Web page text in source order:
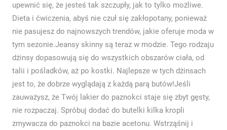
upewnić się, że jesteś tak szczupły, jak to tylko możliwe.
Dieta i ćwiczenia, abyś nie czuł się zakłopotany, ponieważ
nie pasujesz do najnowszych trendów, jakie oferuje moda w
tym sezonie.Jeansy skinny są teraz w modzie. Tego rodzaju
dżinsy dopasowują się do wszystkich obszarów ciała, od
talii i pośladków, aż po kostki. Najlepsze w tych dżinsach
jest to, że dobrze wyglądają z każdą parą butów!Jeśli
zauważysz, że Twój lakier do paznokci staje się zbyt gęsty,
nie rozpaczaj. Spróbuj dodać do butelki kilka kropli
zmywacza do paznokci na bazie acetonu. Wstrząśnij i